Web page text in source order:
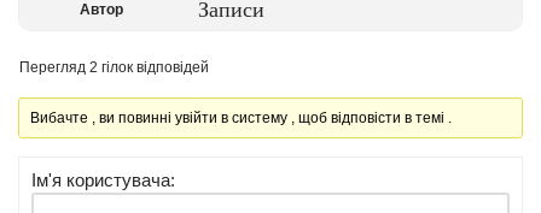
Автор Записи
Перегляд 2 гілок відповідей
Вибачте , ви повинні увійти в систему , щоб відповісти в темі .
Ім'я користувача: